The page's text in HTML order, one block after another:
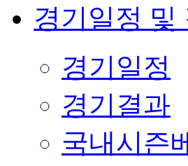
경기일정 및
경기일정
경기결과
국내시즌